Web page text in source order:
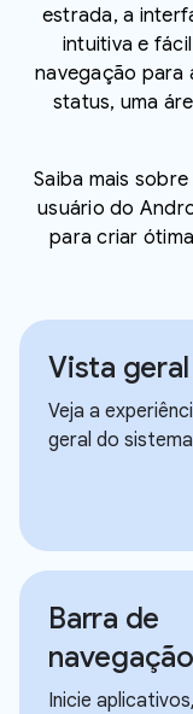
estrada, a
intuitiva e
navegação para
status, uma
Saiba mais
usuário do
para criar
Vista geral
Veja a
geral do
Barra de
navegação
Inicie aplicativos,